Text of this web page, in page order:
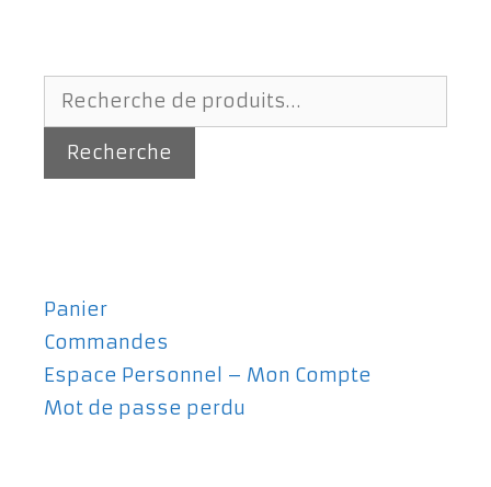
Recherche
pour :
Recherche
Panier
Commandes
Espace Personnel – Mon Compte
Mot de passe perdu